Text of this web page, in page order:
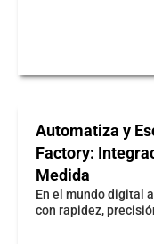
Automatiza y
Factory:
Medida
En el mundo digital
con rapidez,